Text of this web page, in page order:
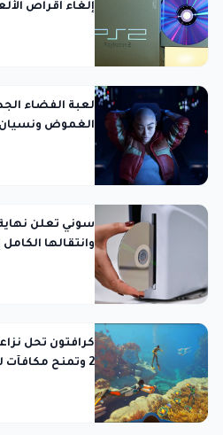
إلغاء أقراص
الغموض ونسيان
وانتقالها
2 وتمنح مكافآت للموظفين